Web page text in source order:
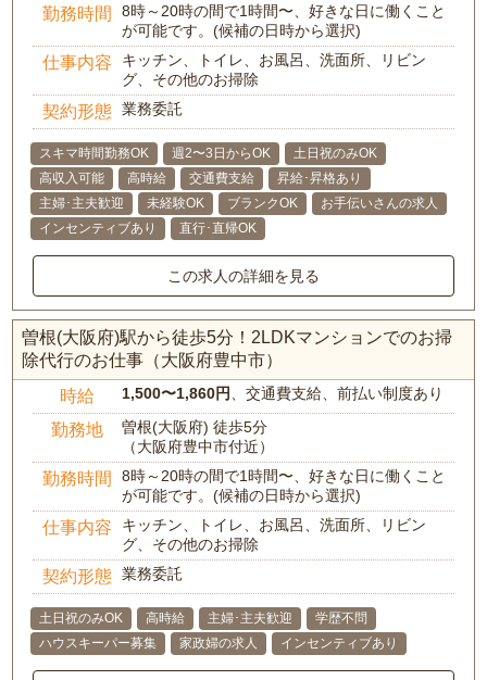
勤務時間
8時～20時の間で1時間〜、好きな日に働くこと
が可能です。(候補の日時から選択)
仕事内容
キッチン、トイレ、お風呂、洗面所、リビン
グ、その他のお掃除
契約形態 業務委託
スキマ時間勤務OK 週2〜3日からOK
土日祝のみOK
高収入可能
高時給 交通費支給
昇給･昇格あり
主婦･主夫歓迎
未経験OK ブランクOK
お手伝いさんの求人
インセンティブあり
直行･直帰OK
この求人の詳細を見る
曽根(大阪府)駅から徒歩5分！2LDKマンションでのお掃
除代行のお仕事（大阪府豊中市）
時給 1,500〜1,860円 、交通費支給、前払い制度あり
勤務地
曽根(大阪府) 徒歩5分
（大阪府豊中市付近）
勤務時間
8時～20時の間で1時間〜、好きな日に働くこと
が可能です。(候補の日時から選択)
仕事内容
キッチン、トイレ、お風呂、洗面所、リビン
グ、その他のお掃除
契約形態 業務委託
土日祝のみOK 高時給 主婦･主夫歓迎
学歴不問
ハウスキーパー募集
家政婦の求人 インセンティブあり